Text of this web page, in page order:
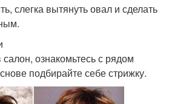
слегка вытянуть овал и сделать
ознакомьтесь с рядом
подбирайте себе стрижку.